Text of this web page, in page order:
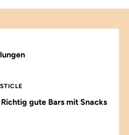
gute Bars mit Snacks